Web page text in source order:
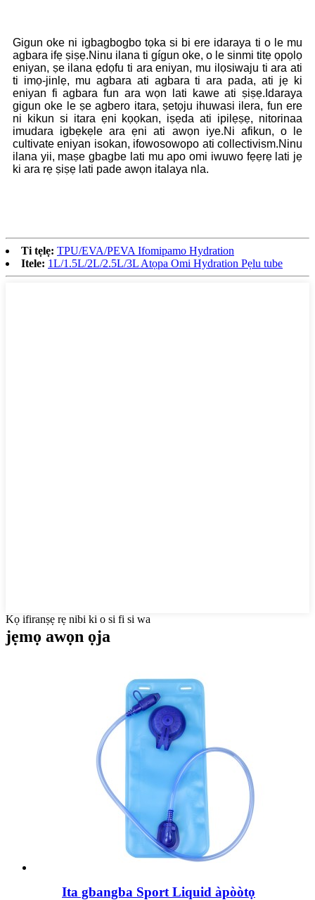
Gigun oke ni igbagbogbo tọka si bi ere idaraya ti o le mu
agbara ifẹ ṣiṣẹ.Ninu ilana ti gígun oke, o le sinmi titẹ ọpọlọ
eniyan, ṣe ilana ẹdọfu ti ara eniyan, mu ilọsiwaju ti ara ati
ti imọ-jinlẹ, mu agbara ati agbara ti ara pada, ati jẹ ki
eniyan fi agbara fun ara wọn lati kawe ati ṣiṣẹ.Idaraya
gigun oke le ṣe agbero itara, ṣetọju ihuwasi ilera, fun ere
ni kikun si itara ẹni kọọkan, iṣẹda ati ipilẹṣẹ, nitorinaa
imudara igbẹkẹle ara ẹni ati awọn iye.Ni afikun, o le
cultivate eniyan isokan, ifowosowopo ati collectivism.Ninu
ilana yii, maṣe gbagbe lati mu apo omi iwuwo fẹẹrẹ lati jẹ
ki ara rẹ ṣiṣẹ lati pade awọn italaya nla.
Ti tẹlẹ: TPU/EVA/PEVA Ifomipamo Hydration
Itele: 1L/1.5L/2L/2.5L/3L Atọpa Omi Hydration Pẹlu tube
Kọ ifiranṣẹ rẹ nibi ki o si fi si wa
jẹmọ awọn ọja
Ita gbangba Sport Liquid àpòòtọ